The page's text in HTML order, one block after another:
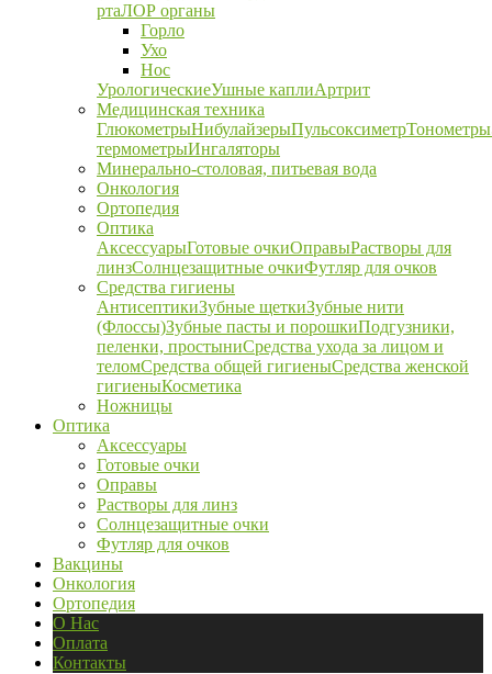
ртаЛОР органы
Горло
Ухо
Нос
УрологическиеУшные каплиАртрит
Медицинская техника
ГлюкометрыНибулайзерыПульсоксиметрТонометры
термометрыИнгаляторы
Минерально-столовая, питьевая вода
Онкология
Ортопедия
Оптика
АксессуарыГотовые очкиОправыРастворы для
линзСолнцезащитные очкиФутляр для очков
Средства гигиены
АнтисептикиЗубные щеткиЗубные нити
(Флоссы)Зубные пасты и порошкиПодгузники,
пеленки, простыниСредства ухода за лицом и
теломСредства общей гигиеныСредства женской
гигиеныКосметика
Ножницы
Оптика
Аксессуары
Готовые очки
Оправы
Растворы для линз
Солнцезащитные очки
Футляр для очков
Вакцины
Онкология
Ортопедия
О Нас
Оплата
Контакты